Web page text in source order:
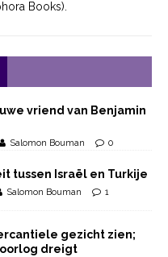
Books).
vriend van Benjamin
Salomon Bouman 0
tussen Israël en Turkije
Salomon Bouman 1
gezicht zien;
dreigt